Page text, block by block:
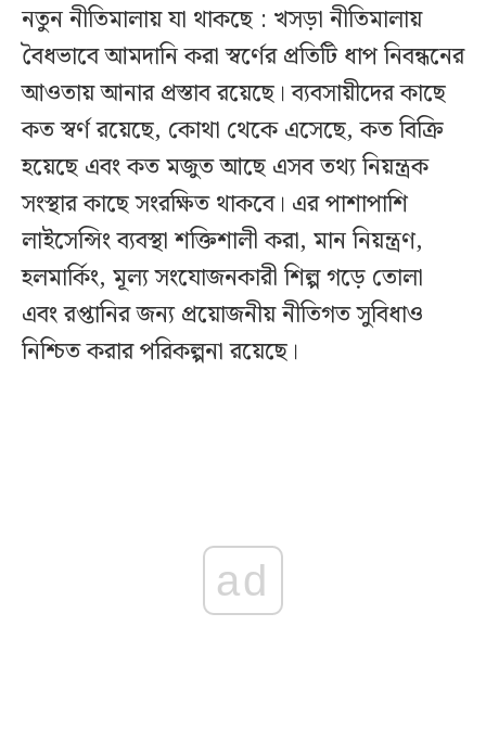
নতুন নীতিমালায় যা থাকছে : খসড়া নীতিমালায়
বৈধভাবে আমদানি করা স্বর্ণের প্রতিটি ধাপ নিবন্ধনের
আওতায় আনার প্রস্তাব রয়েছে। ব্যবসায়ীদের কাছে
কত স্বর্ণ রয়েছে, কোথা থেকে এসেছে, কত বিক্রি
হয়েছে এবং কত মজুত আছে এসব তথ্য নিয়ন্ত্রক
সংস্থার কাছে সংরক্ষিত থাকবে। এর পাশাপাশি
লাইসেন্সিং ব্যবস্থা শক্তিশালী করা, মান নিয়ন্ত্রণ,
হলমার্কিং, মূল্য সংযোজনকারী শিল্প গড়ে তোলা
এবং রপ্তানির জন্য প্রয়োজনীয় নীতিগত সুবিধাও
নিশ্চিত করার পরিকল্পনা রয়েছে।
ad